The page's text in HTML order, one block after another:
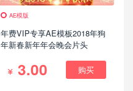
AE模版
年费VIP专享AE模板2018年狗
年新春新年年会晚会片头
3.00 购买